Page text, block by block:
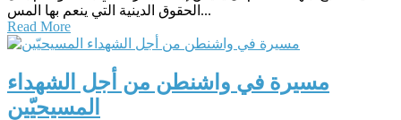
الحقوق الدينية التي ينعم بها المس...
Read More
مسيرة في واشنطن من أجل الشهداء
المسيحيّين